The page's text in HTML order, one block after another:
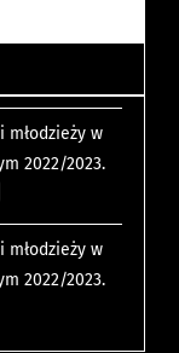
młodzieży w
2022/2023.
młodzieży w
2022/2023.